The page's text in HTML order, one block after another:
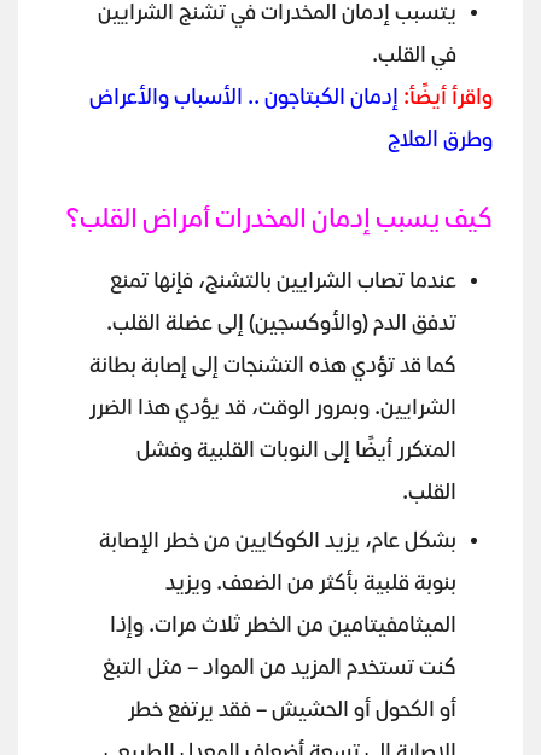
يتسبب إدمان المخدرات في تشنج الشرايين
في القلب.
واقرأ أيضًأ: إدمان الكبتاجون .. الأسباب والأعراض
وطرق العلاج
كيف يسبب إدمان المخدرات أمراض القلب؟
عندما تصاب الشرايين بالتشنج، فإنها تمنع
تدفق الدم (والأوكسجين) إلى عضلة القلب.
كما قد تؤدي هذه التشنجات إلى إصابة بطانة
الشرايين. وبمرور الوقت، قد يؤدي هذا الضرر
المتكرر أيضًا إلى النوبات القلبية وفشل
القلب.
بشكل عام، يزيد الكوكايين من خطر الإصابة
بنوبة قلبية بأكثر من الضعف. ويزيد
الميثامفيتامين من الخطر ثلاث مرات. وإذا
كنت تستخدم المزيد من المواد – مثل التبغ
أو الكحول أو الحشيش – فقد يرتفع خطر